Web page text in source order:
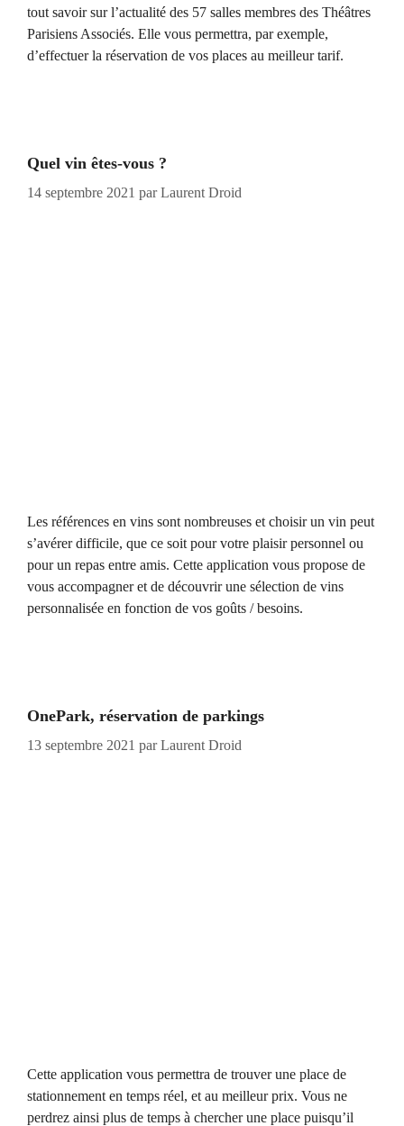
tout savoir sur l’actualité des 57 salles membres des Théâtres
Parisiens Associés. Elle vous permettra, par exemple,
d’effectuer la réservation de vos places au meilleur tarif.
Quel vin êtes-vous ?
14 septembre 2021 parLaurent Droid
Les références en vins sont nombreuses et choisir un vin peut
s’avérer difficile, que ce soit pour votre plaisir personnel ou
pour un repas entre amis. Cette application vous propose de
vous accompagner et de découvrir une sélection de vins
personnalisée en fonction de vos goûts / besoins.
OnePark, réservation de parkings
13 septembre 2021 parLaurent Droid
Cette application vous permettra de trouver une place de
stationnement en temps réel, et au meilleur prix. Vous ne
perdrez ainsi plus de temps à chercher une place puisqu’il